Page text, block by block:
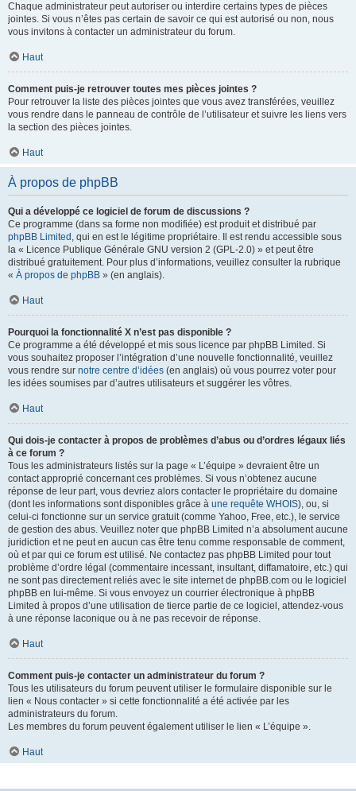
Chaque administrateur peut autoriser ou interdire certains types de pièces
jointes. Si vous n’êtes pas certain de savoir ce qui est autorisé ou non, nous
vous invitons à contacter un administrateur du forum.
Haut
Comment puis-je retrouver toutes mes pièces jointes ?
Pour retrouver la liste des pièces jointes que vous avez transférées, veuillez
vous rendre dans le panneau de contrôle de l’utilisateur et suivre les liens vers
la section des pièces jointes.
Haut
À propos de phpBB
Qui a développé ce logiciel de forum de discussions ?
Ce programme (dans sa forme non modifiée) est produit et distribué par
phpBB Limited , qui en est le légitime propriétaire. Il est rendu accessible sous
la « Licence Publique Générale GNU version 2 (GPL-2.0) » et peut être
distribué gratuitement. Pour plus d’informations, veuillez consulter la rubrique
« À propos de phpBB » (en anglais).
Haut
Pourquoi la fonctionnalité X n’est pas disponible ?
Ce programme a été développé et mis sous licence par phpBB Limited. Si
vous souhaitez proposer l’intégration d’une nouvelle fonctionnalité, veuillez
vous rendre sur notre centre d’idées (en anglais) où vous pourrez voter pour
les idées soumises par d’autres utilisateurs et suggérer les vôtres.
Haut
Qui dois-je contacter à propos de problèmes d’abus ou d’ordres légaux liés
à ce forum ?
Tous les administrateurs listés sur la page « L’équipe » devraient être un
contact approprié concernant ces problèmes. Si vous n’obtenez aucune
réponse de leur part, vous devriez alors contacter le propriétaire du domaine
(dont les informations sont disponibles grâce à une requête WHOIS), ou, si
celui-ci fonctionne sur un service gratuit (comme Yahoo, Free, etc.), le service
de gestion des abus. Veuillez noter que phpBB Limited n’a absolument aucune
juridiction et ne peut en aucun cas être tenu comme responsable de comment,
où et par qui ce forum est utilisé. Ne contactez pas phpBB Limited pour tout
problème d’ordre légal (commentaire incessant, insultant, diffamatoire, etc.) qui
ne sont pas directement reliés avec le site internet de phpBB.com ou le logiciel
phpBB en lui-même. Si vous envoyez un courrier électronique à phpBB
Limited à propos d’une utilisation de tierce partie de ce logiciel, attendez-vous
à une réponse laconique ou à ne pas recevoir de réponse.
Haut
Comment puis-je contacter un administrateur du forum ?
Tous les utilisateurs du forum peuvent utiliser le formulaire disponible sur le
lien « Nous contacter » si cette fonctionnalité a été activée par les
administrateurs du forum.
Les membres du forum peuvent également utiliser le lien « L’équipe ».
Haut